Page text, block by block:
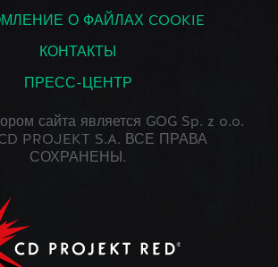
О ФАЙЛАХ COOKIE
КОНТАКТЫ
ПРЕСС-ЦЕНТР
сайта является GOG Sp. z o.o.
PROJEKT S.A. ВСЕ ПРАВА
СОХРАНЕНЫ.